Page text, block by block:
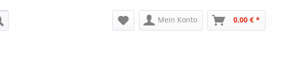
Mein Konto 0,00 € *